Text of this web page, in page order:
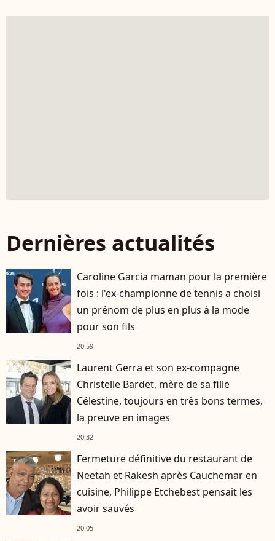
Dernières actualités
Caroline Garcia maman pour la première
fois : l'ex-championne de tennis a choisi
un prénom de plus en plus à la mode
pour son fils
20:59
Laurent Gerra et son ex-compagne
Christelle Bardet, mère de sa fille
Célestine, toujours en très bons termes,
la preuve en images
20:32
Fermeture définitive du restaurant de
Neetah et Rakesh après Cauchemar en
cuisine, Philippe Etchebest pensait les
avoir sauvés
20:05